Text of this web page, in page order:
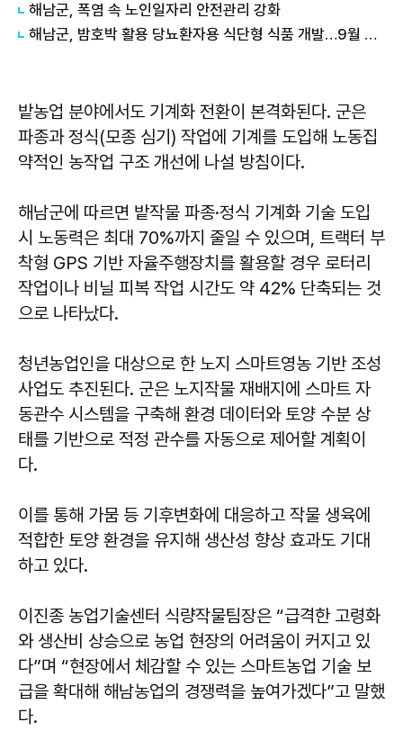
해남군, 폭염 속 노인일자리 안전관리 강화
해남군, 밤호박 활용 당뇨환자용 식단형 식품 개발…9월 정식 출시
밭농업 분야에서도 기계화 전환이 본격화된다. 군은
파종과 정식(모종 심기) 작업에 기계를 도입해 노동집
약적인 농작업 구조 개선에 나설 방침이다.
해남군에 따르면 밭작물 파종·정식 기계화 기술 도입
시 노동력은 최대 70%까지 줄일 수 있으며, 트랙터 부
착형 GPS 기반 자율주행장치를 활용할 경우 로터리
작업이나 비닐 피복 작업 시간도 약 42% 단축되는 것
으로 나타났다.
청년농업인을 대상으로 한 노지 스마트영농 기반 조성
사업도 추진된다. 군은 노지작물 재배지에 스마트 자
동관수 시스템을 구축해 환경 데이터와 토양 수분 상
태를 기반으로 적정 관수를 자동으로 제어할 계획이
다.
이를 통해 가뭄 등 기후변화에 대응하고 작물 생육에
적합한 토양 환경을 유지해 생산성 향상 효과도 기대
하고 있다.
이진종 농업기술센터 식량작물팀장은 “급격한 고령화
와 생산비 상승으로 농업 현장의 어려움이 커지고 있
다”며 “현장에서 체감할 수 있는 스마트농업 기술 보
급을 확대해 해남농업의 경쟁력을 높여가겠다”고 말했
다.